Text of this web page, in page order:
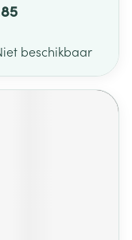
beschikbaar